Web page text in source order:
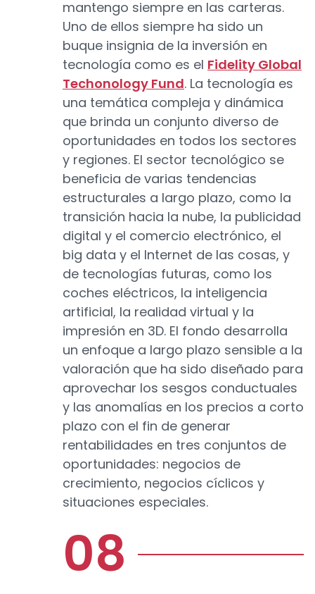
mantengo siempre en las carteras.
Uno de ellos siempre ha sido un
buque insignia de la inversión en
tecnología como es el Fidelity Global
Techonology Fund. La tecnología es
una temática compleja y dinámica
que brinda un conjunto diverso de
oportunidades en todos los sectores
y regiones. El sector tecnológico se
beneficia de varias tendencias
estructurales a largo plazo, como la
transición hacia la nube, la publicidad
digital y el comercio electrónico, el
big data y el Internet de las cosas, y
de tecnologías futuras, como los
coches eléctricos, la inteligencia
artificial, la realidad virtual y la
impresión en 3D. El fondo desarrolla
un enfoque a largo plazo sensible a la
valoración que ha sido diseñado para
aprovechar los sesgos conductuales
y las anomalías en los precios a corto
plazo con el fin de generar
rentabilidades en tres conjuntos de
oportunidades: negocios de
crecimiento, negocios cíclicos y
situaciones especiales.